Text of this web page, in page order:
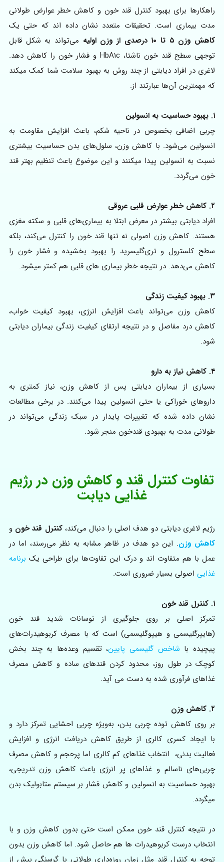
راهکارها برای بهبود کنترل قند خون و کاهش خطر عوارض طولانی
مدت بیماری است. تحقیقات متعدد نشان داده اند که حتی یک
کاهش وزن ۵ تا ۱۰ درصدی از وزن اولیه
می‌تواند به شکل قابل
توجهی سطح قند خون ناشتا، HbA۱c و فشار خون را کاهش دهد.
لاغری در افراد دیابتی از چند روش به بهبود سلامت شما کمک میکند
که مهمترین آن‌ها عبارتند از:
۱. بهبود حساسیت به انسولین
چربی اضافی بخصوص در ناحیه شکم، باعث افزایش مقاومت به
انسولین می‌شود. با کاهش وزن، سلول‌های بدن حساسیت بیشتری
نسبت به انسولین پیدا میکنند و این موضوع باعث تنظیم بهتر قند
خون می‌گردد.
۲. کاهش خطر عوارض قلبی عروقی
افراد دیابتی بیشتر در معرض ابتلا به بیماری‌های قلبی و سکته مغزی
هستند. کاهش وزن اصولی نه تنها قند خون را کنترل می‌کند، بلکه
سطح کلسترول و تری‌گلیسرید را بهبود بخشیده و فشار خون را
کاهش می‌دهد. در نتیجه خطر بیماری های قلبی هم کمتر میشود.
۳. بهبود کیفیت زندگی
کاهش وزن می‌تواند باعث افزایش انرژی، بهبود کیفیت خواب،
کاهش درد مفاصل و در نتیجه ارتقای کیفیت زندگی بیماران دیابتی
شود.
۴. کاهش نیاز به دارو
بسیاری از بیماران دیابتی پس از کاهش وزن، نیاز کمتری به
داروهای خوراکی یا حتی انسولین پیدا می‌کنند. در برخی مطالعات
نشان داده شده که تغییرات پایدار در سبک زندگی می‌تواند در
طولانی مدت به بهبودی قندخون منجر شود.
تفاوت کنترل قند و کاهش وزن در رژیم
غذایی دیابت
رژیم لاغری دیابتی دو هدف اصلی را دنبال می‌کند،کنترل قند خون و
کاهش وزن. این دو هدف در ظاهر مشابه به نظر می‌رسند، اما در
عمل با هم متفاوت اند و درک این تفاوت‌ها برای طراحی یک برنامه
غذاییاصولی بسیار ضروری است.
۱. کنترل قند خون
تمرکز اصلی بر روی جلوگیری از نوسانات شدید قند خون
(هایپرگلیسمی و هیپوگلیسمی) است که با مصرف کربوهیدرات‌های
پیچیده با شاخص گلیسمی پایین، تقسیم وعده‌ها به چند بخش
کوچک در طول روز، محدود کردن قندهای ساده و کاهش مصرف
غذاهای فرآوری شده به دست می آید.
۲. کاهش وزن
بر روی کاهش توده چربی بدن، به‌ویژه چربی احشایی تمرکز دارد و
با ایجاد کسری کالری از طریق کاهش دریافت انرژی و افزایش
فعالیت بدنی، انتخاب غذاهای کم کالری اما پرحجم و کاهش مصرف
چربی‌های ناسالم و غذاهای پر انرژی باعث کاهش وزن تدریجی،
بهبود حساسیت به انسولین و کاهش فشار بر سیستم متابولیک بدن
میگردد.
در نتیجه کنترل قند خون ممکن است حتی بدون کاهش وزن و با
انتخاب درست کربوهیدرات ها هم حاصل شود. اما کاهش وزن بدون
توجه به کنترل قند مثل زمان روزه‌داری طولانی یا گرسنگی بیش از